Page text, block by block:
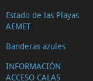
Estado de las Playas.
AEMET
Banderas azules
INFORMACIÓN
ACCESO CALAS